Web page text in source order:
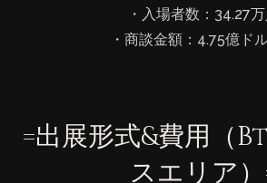
・入場者数：34.27万
・商談金額：4.75億ド
=出展形式&費用（
スエリア